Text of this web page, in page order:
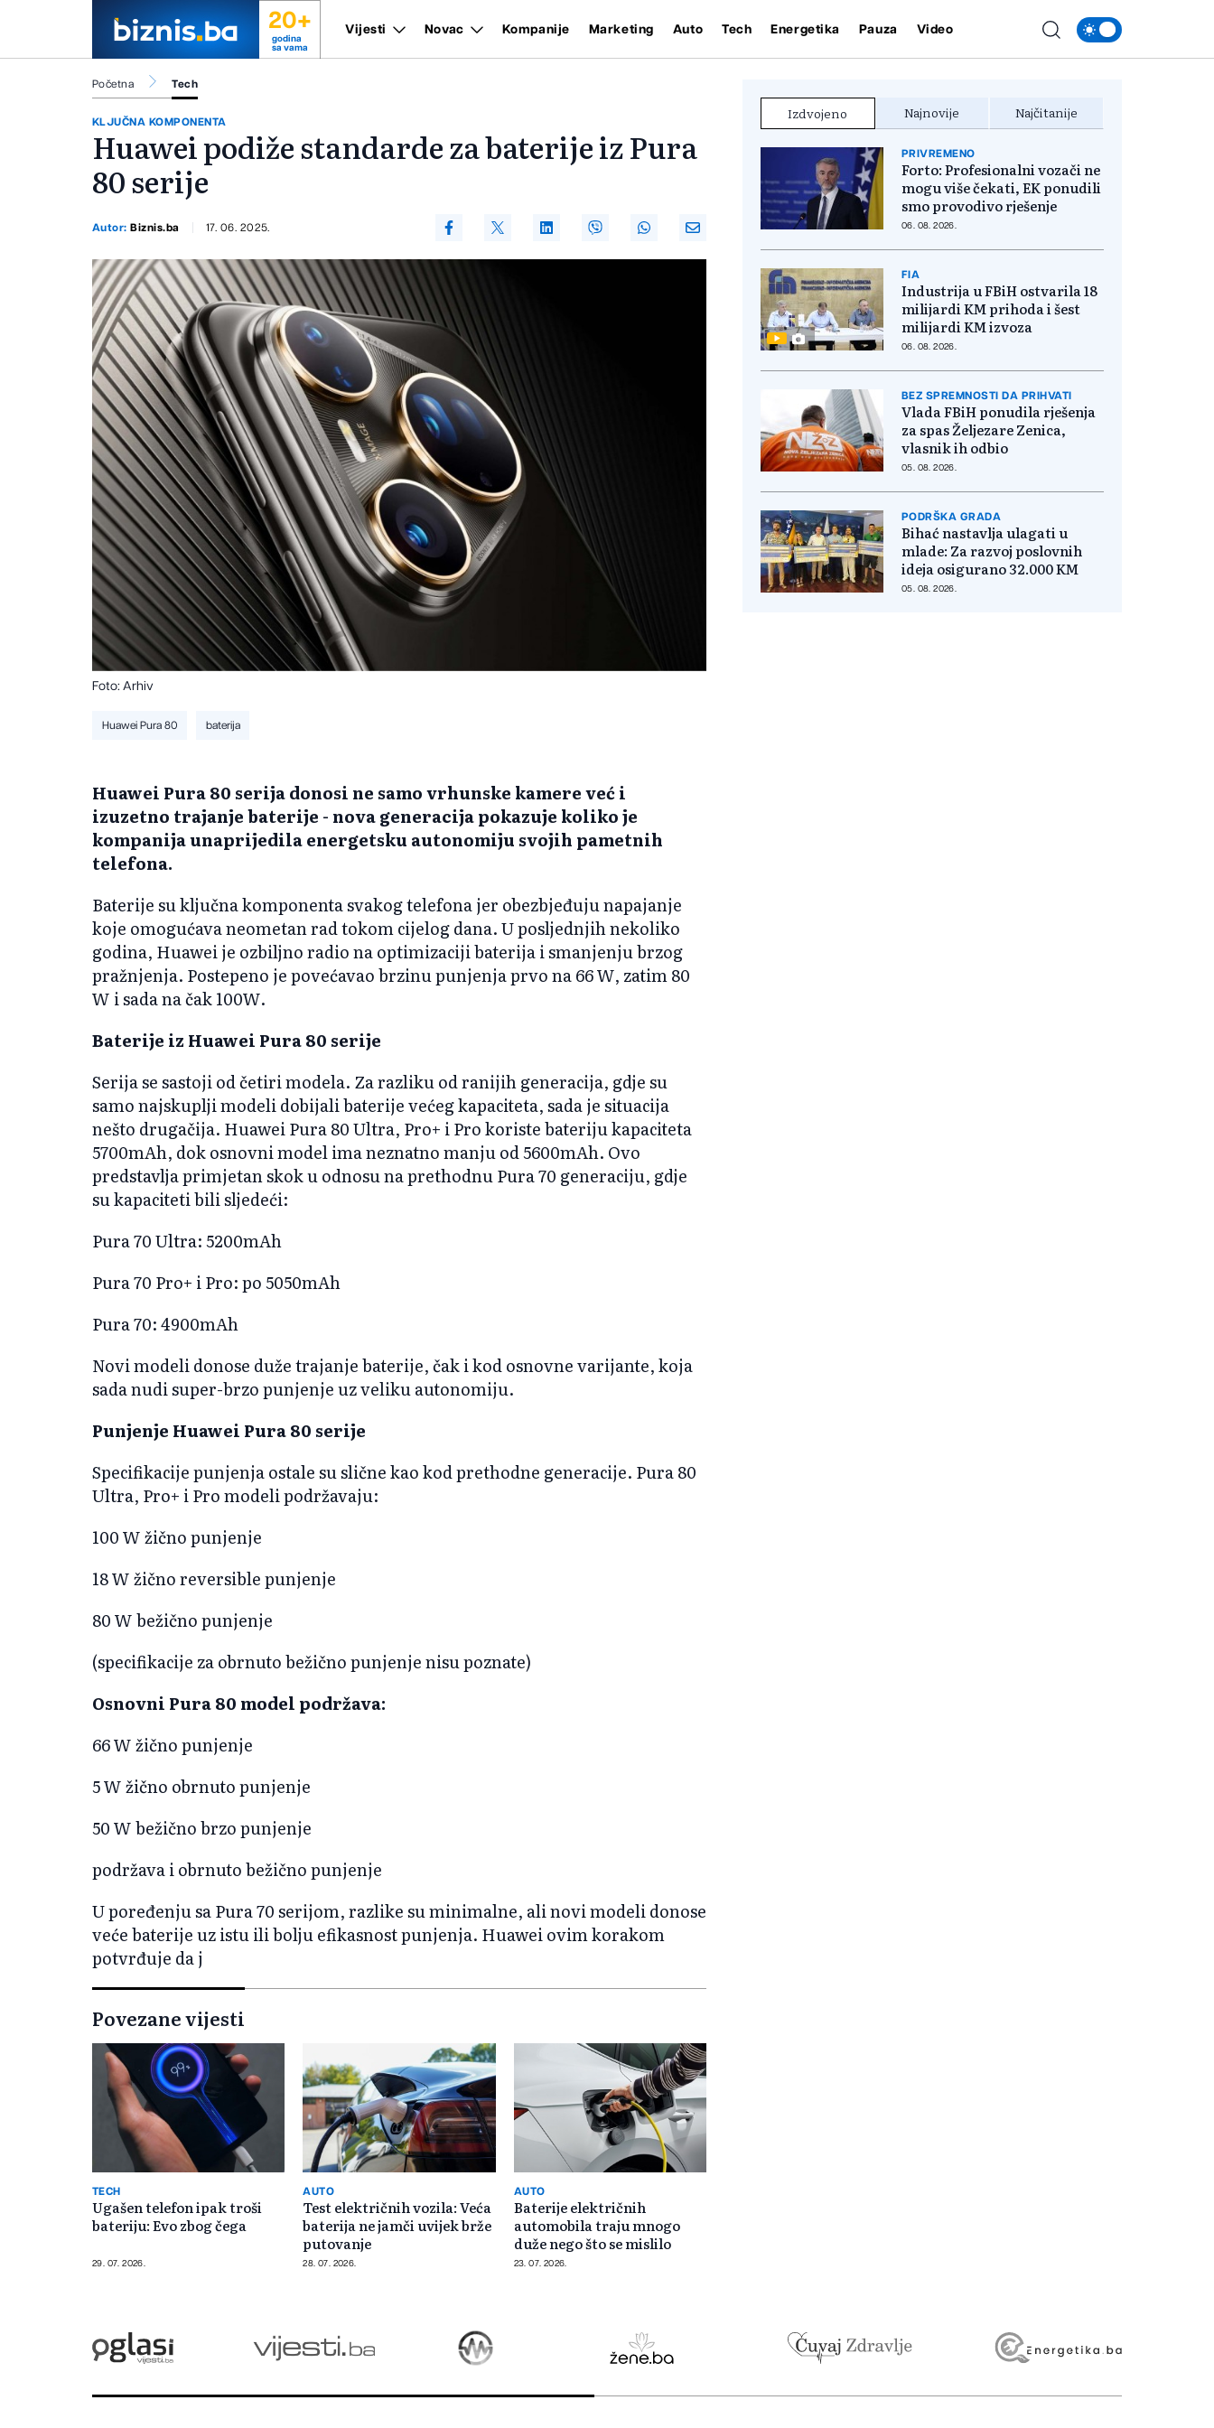
20+
godina
sa vama
Vijesti Novac Kompanije Marketing Auto Tech Energetika Pauza Video
Početna Tech
KLJUČNA KOMPONENTA
Huawei podiže standarde za baterije iz Pura
80 serije
Autor:Biznis.ba 17. 06. 2025.
Foto: Arhiv
Huawei Pura 80 baterija
Huawei Pura 80 serija donosi ne samo vrhunske kamere već i
izuzetno trajanje baterije - nova generacija pokazuje koliko je
kompanija unaprijedila energetsku autonomiju svojih pametnih
telefona.
Baterije su ključna komponenta svakog telefona jer obezbjeđuju napajanje
koje omogućava neometan rad tokom cijelog dana. U posljednjih nekoliko
godina, Huawei je ozbiljno radio na optimizaciji baterija i smanjenju brzog
pražnjenja. Postepeno je povećavao brzinu punjenja prvo na 66 W, zatim 80
W i sada na čak 100W.
Baterije iz Huawei Pura 80 serije
Serija se sastoji od četiri modela. Za razliku od ranijih generacija, gdje su
samo najskuplji modeli dobijali baterije većeg kapaciteta, sada je situacija
nešto drugačija. Huawei Pura 80 Ultra, Pro+ i Pro koriste bateriju kapaciteta
5700mAh, dok osnovni model ima neznatno manju od 5600mAh. Ovo
predstavlja primjetan skok u odnosu na prethodnu Pura 70 generaciju, gdje
su kapaciteti bili sljedeći:
Pura 70 Ultra: 5200mAh
Pura 70 Pro+ i Pro: po 5050mAh
Pura 70: 4900mAh
Novi modeli donose duže trajanje baterije, čak i kod osnovne varijante, koja
sada nudi super-brzo punjenje uz veliku autonomiju.
Punjenje Huawei Pura 80 serije
Specifikacije punjenja ostale su slične kao kod prethodne generacije. Pura 80
Ultra, Pro+ i Pro modeli podržavaju:
100 W žično punjenje
18 W žično reversible punjenje
80 W bežično punjenje
(specifikacije za obrnuto bežično punjenje nisu poznate)
Osnovni Pura 80 model podržava:
66 W žično punjenje
5 W žično obrnuto punjenje
50 W bežično brzo punjenje
podržava i obrnuto bežično punjenje
U poređenju sa Pura 70 serijom, razlike su minimalne, ali novi modeli donose
veće baterije uz istu ili bolju efikasnost punjenja. Huawei ovim korakom
potvrđuje da j
Povezane vijesti
TECH
Ugašen telefon ipak troši
bateriju: Evo zbog čega
29. 07. 2026.
AUTO
Test električnih vozila: Veća
baterija ne jamči uvijek brže
putovanje
28. 07. 2026.
AUTO
Baterije električnih
automobila traju mnogo
duže nego što se mislilo
23. 07. 2026.
Izdvojeno Najnovije Najčitanije
PRIVREMENO
Forto: Profesionalni vozači ne
mogu više čekati, EK ponudili
smo provodivo rješenje
06. 08. 2026.
FIA
Industrija u FBiH ostvarila 18
milijardi KM prihoda i šest
milijardi KM izvoza
06. 08. 2026.
BEZ SPREMNOSTI DA PRIHVATI
Vlada FBiH ponudila rješenja
za spas Željezare Zenica,
vlasnik ih odbio
05. 08. 2026.
PODRŠKA GRADA
Bihać nastavlja ulagati u
mlade: Za razvoj poslovnih
ideja osigurano 32.000 KM
05. 08. 2026.